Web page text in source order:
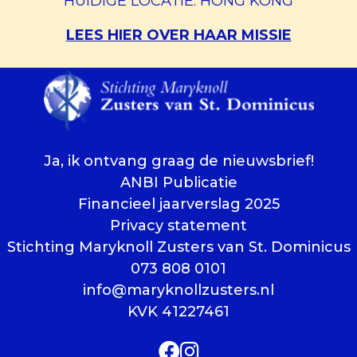
LEES HIER OVER HAAR MISSIE
Ja, ik ontvang graag de nieuwsbrief!
ANBI Publicatie
Financieel jaarverslag 2025
Privacy statement
Stichting Maryknoll Zusters van St. Dominicus
073 808 0101
info@maryknollzusters.nl
KVK 41227461